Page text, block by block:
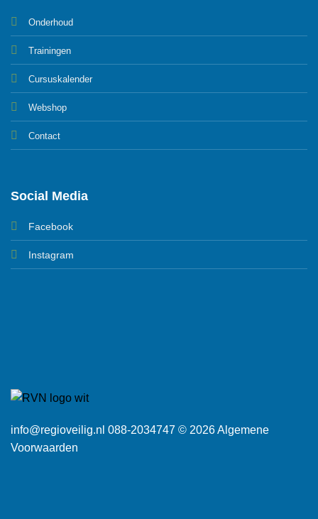
Onderhoud
Trainingen
Cursuskalender
Webshop
Contact
Social Media
Facebook
Instagram
info@regioveilig.nl 088-2034747 © 2026Algemene
Voorwaarden